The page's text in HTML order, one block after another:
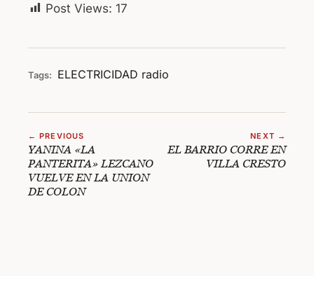
Post Views: 17
Tags: ELECTRICIDAD radio
← PREVIOUS
YANINA «LA
PANTERITA» LEZCANO
VUELVE EN LA UNION
DE COLON
NEXT →
EL BARRIO CORRE EN
VILLA CRESTO